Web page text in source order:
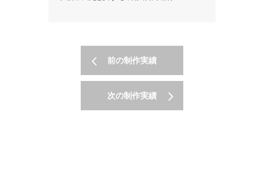
前の制作実績
次の制作実績